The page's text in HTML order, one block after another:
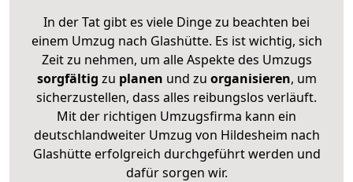
In der Tat gibt es viele Dinge zu beachten bei
einem Umzug nach Glashütte. Es ist wichtig, sich
Zeit zu nehmen, um alle Aspekte des Umzugs
sorgfältig zu planen und zu organisieren, um
sicherzustellen, dass alles reibungslos verläuft.
Mit der richtigen Umzugsfirma kann ein
deutschlandweiter Umzug von Hildesheim nach
Glashütte erfolgreich durchgeführt werden und
dafür sorgen wir.